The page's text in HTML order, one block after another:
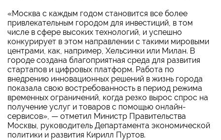
«Москва с каждым годом становится все более
привлекательным городом для инвестиций, в том
числе в сфере высоких технологий, и успешно
конкурирует в этом направлении с такими мировыми
центрами, как, например, Хельсинки или Милан. В
городе создана благоприятная среда для развития
стартапов и цифровых платформ. Работа по
внедрению инновационных решений в жизнь города
показала свою востребованность в период режима
временных ограничений, когда резко вырос спрос на
получение услуг и товаров с помощью онлайн-
сервисов», — отметил Министр Правительства
Москвы, руководитель Департамента экономической
политики и развития Кирилл Пуртов.